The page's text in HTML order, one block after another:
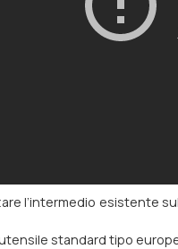
l’intermedio
standard tipo